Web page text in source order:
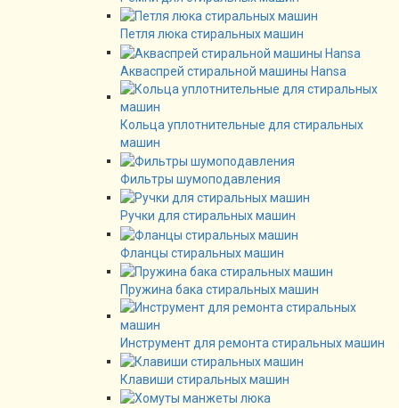
Петля люка стиральных машин
Акваспрей стиральной машины Hansa
Кольца уплотнительные для стиральных
машин
Фильтры шумоподавления
Ручки для стиральных машин
Фланцы стиральных машин
Пружина бака стиральных машин
Инструмент для ремонта стиральных машин
Клавиши стиральных машин